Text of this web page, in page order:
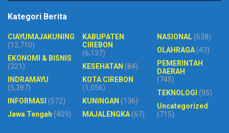
Kategori Berita
CIAYUMAJAKUNING
(12,710)
EKONOMI & BISNIS
(321)
INDRAMAYU
(5,397)
INFORMASI (572)
Jawa Tengah (409)
KABUPATEN
CIREBON
(6,137)
KESEHATAN (84)
KOTA CIREBON
(1,056)
KUNINGAN (136)
MAJALENGKA(67)
NASIONAL(638)
OLAHRAGA(43)
PEMERINTAH
DAERAH
(745)
TEKNOLOGI (95)
Uncategorized
(715)